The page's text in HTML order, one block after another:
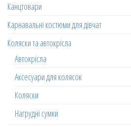
Канцтовари
Карнавальні костюми для дівчат
Коляски та автокрісла
Автокрісла
Аксесуари для колясок
Коляски
Нагрудні сумки